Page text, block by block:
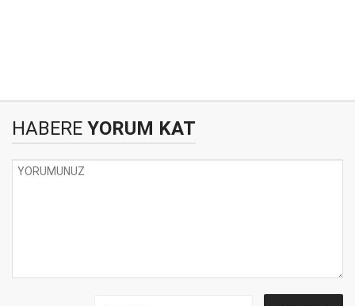
HABERE YORUM KAT